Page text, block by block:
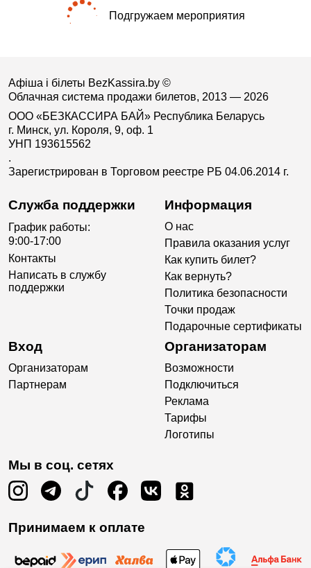
Подгружаем мероприятия
Афіша і білеты BezKassira.by ©
Облачная система продажи билетов, 2013 — 2026
ООО «БЕЗКАССИРА БАЙ» Республика Беларусь
г. Минск, ул. Короля, 9, оф. 1
УНП 193615562
.
Зарегистрирован в Торговом реестре РБ 04.06.2014 г.
Служба поддержки
График работы:
9:00-17:00
Контакты
Написать в службу
поддержки
Информация
О нас
Правила оказания услуг
Как купить билет?
Как вернуть?
Политика безопасности
Точки продаж
Подарочные сертификаты
Вход
Организаторам
Партнерам
Организаторам
Возможности
Подключиться
Реклама
Тарифы
Логотипы
Мы в соц. сетях
Принимаем к оплате